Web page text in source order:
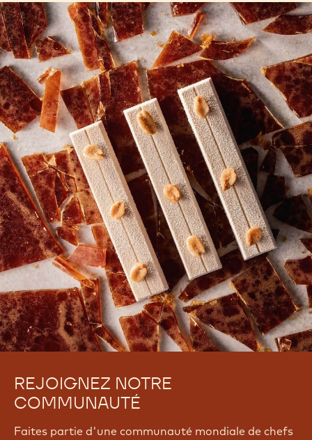
REJOIGNEZ NOTRE
COMMUNAUTÉ
Faites partie d'une communauté mondiale de chefs